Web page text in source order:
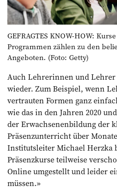
GEFRAGTES KNOW-HOW:
Programmen zählen zu den
Angeboten. (Foto: Getty)
Auch Lehrerinnen und
wieder. Zum Beispiel, wenn
vertrauten Formen ganz
wie das in den Jahren 2020
der Erwachsenenbildung der
Präsenzunterricht über
Institutsleiter Michael Herzka
Präsenzkurse teilweise
Online umgestellt und leider
müssen.»